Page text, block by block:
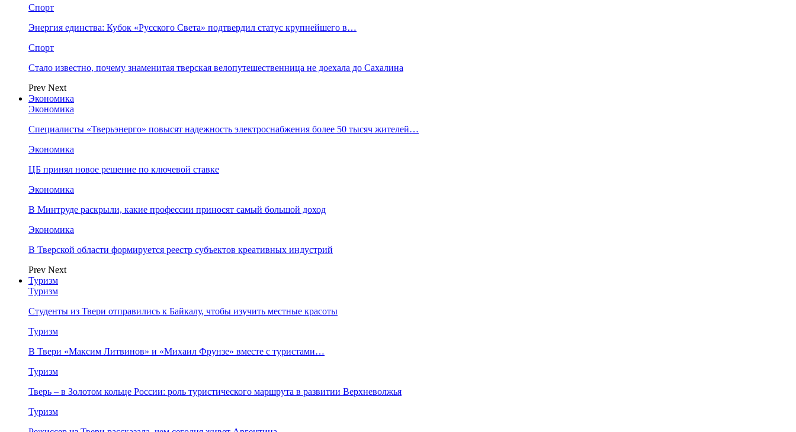
Спорт
Энергия единства: Кубок «Русского Света» подтвердил статус крупнейшего в…
Спорт
Стало известно, почему знаменитая тверская велопутешественница не доехала до Сахалина
Prev Next
Экономика
Экономика
Специалисты «Тверьэнерго» повысят надежность электроснабжения более 50 тысяч жителей…
Экономика
ЦБ принял новое решение по ключевой ставке
Экономика
В Минтруде раскрыли, какие профессии приносят самый большой доход
Экономика
В Тверской области формируется реестр субъектов креативных индустрий
Prev Next
Туризм
Туризм
Студенты из Твери отправились к Байкалу, чтобы изучить местные красоты
Туризм
В Твери «Максим Литвинов» и «Михаил Фрунзе» вместе с туристами…
Туризм
Тверь – в Золотом кольце России: роль туристического маршрута в развитии Верхневолжья
Туризм